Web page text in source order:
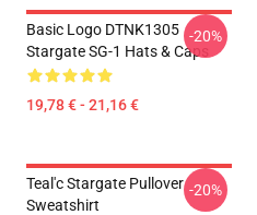
Basic Logo DTNK1305
Stargate SG-1 Hats & Caps
19,78 € - 21,16 €
-20%
Teal'c Stargate Pullover
Sweatshirt
-20%